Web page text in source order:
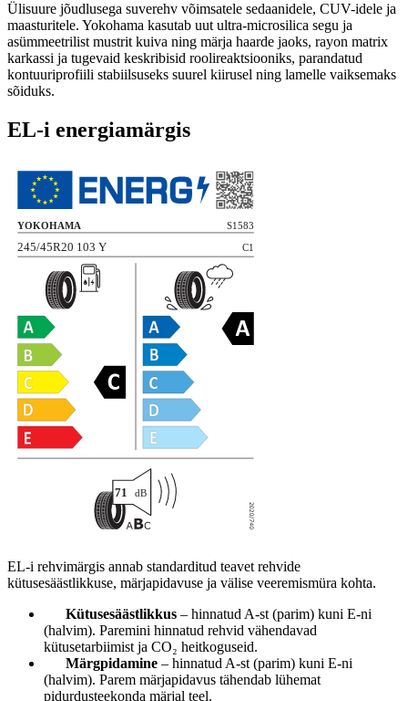
Ülisuure jõudlusega suverehv võimsatele sedaanidele, CUV-idele ja
maasturitele. Yokohama kasutab uut ultra-microsilica segu ja
asümmeetrilist mustrit kuiva ning märja haarde jaoks, rayon matrix
karkassi ja tugevaid keskribisid roolireaktsiooniks, parandatud
kontuuriprofiili stabiilsuseks suurel kiirusel ning lamelle vaiksemaks
sõiduks.
EL-i energiamärgis
EL-i rehvimärgis annab standarditud teavet rehvide
kütusesäästlikkuse, märjapidavuse ja välise veeremismüra kohta.
Kütusesäästlikkus – hinnatud A-st (parim) kuni E-ni
(halvim). Paremini hinnatud rehvid vähendavad
kütusetarbiimist ja CO₂ heitkoguseid.
Märgpidamine – hinnatud A-st (parim) kuni E-ni
(halvim). Parem märjapidavus tähendab lühemat
pidurdusteekonda märjal teel.